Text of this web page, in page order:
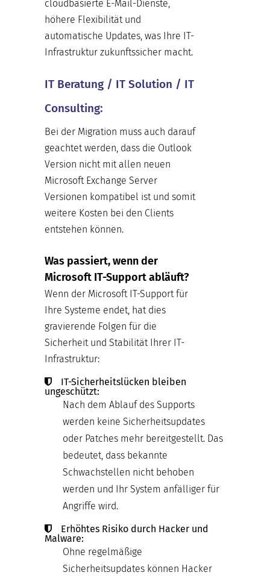
cloudbasierte E-Mail-Dienste,
höhere Flexibilität und
automatische Updates, was Ihre IT-
Infrastruktur zukunftssicher macht.
IT Beratung / IT Solution / IT
Consulting:
Bei der Migration muss auch darauf
geachtet werden, dass die Outlook
Version nicht mit allen neuen
Microsoft Exchange Server
Versionen kompatibel ist und somit
weitere Kosten bei den Clients
entstehen können.
Was passiert, wenn der
Microsoft IT-Support abläuft?
Wenn der Microsoft IT-Support für
Ihre Systeme endet, hat dies
gravierende Folgen für die
Sicherheit und Stabilität Ihrer IT-
Infrastruktur:
IT-Sicherheitslücken bleiben
ungeschützt:
Nach dem Ablauf des Supports
werden keine Sicherheitsupdates
oder Patches mehr bereitgestellt. Das
bedeutet, dass bekannte
Schwachstellen nicht behoben
werden und Ihr System anfälliger für
Angriffe wird.
Erhöhtes Risiko durch Hacker und
Malware:
Ohne regelmäßige
Sicherheitsupdates können Hacker